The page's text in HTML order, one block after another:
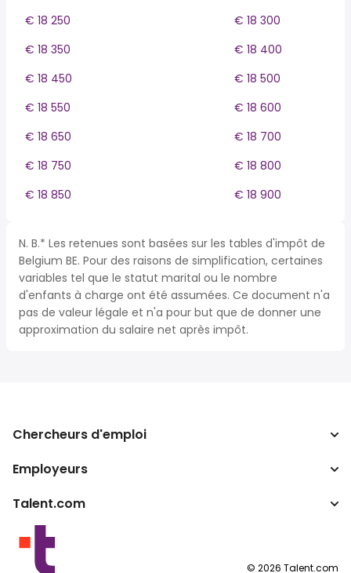
€ 18 250
€ 18 300
€ 18 350
€ 18 400
€ 18 450
€ 18 500
€ 18 550
€ 18 600
€ 18 650
€ 18 700
€ 18 750
€ 18 800
€ 18 850
€ 18 900
N. B.* Les retenues sont basées sur les tables d'impôt de
Belgium BE. Pour des raisons de simplification, certaines
variables tel que le statut marital ou le nombre
d'enfants à charge ont été assumées. Ce document n'a
pas de valeur légale et n'a pour but que de donner une
approximation du salaire net après impôt.
Chercheurs d'emploi
Recherche d'emploi
Convertisseur de salaire
Employeurs
Entreprises
Programmes partenaires
Talent.com
Autres pays
Conditions d’utilisation
© 2026 Talent.com